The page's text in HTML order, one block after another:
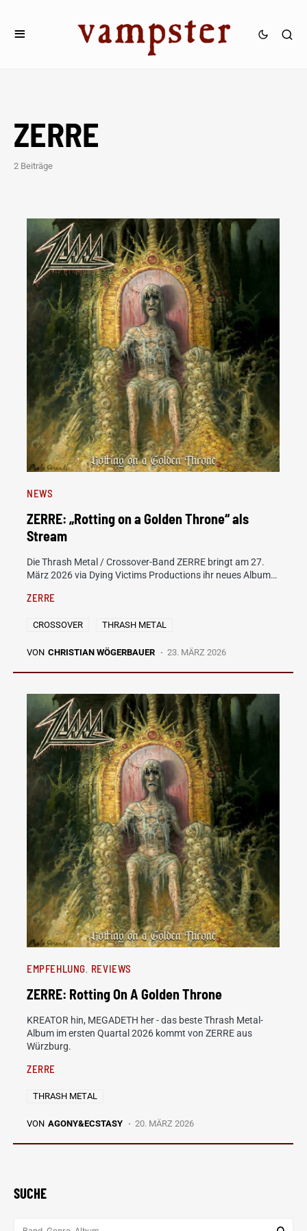
ZERRE
2 Beiträge
NEWS
ZERRE: „Rotting on a Golden Throne“ als
Stream
Die Thrash Metal / Crossover-Band ZERRE bringt am 27.
März 2026 via Dying Victims Productions ihr neues Album…
ZERRE
CROSSOVER THRASH METAL
VON CHRISTIAN WÖGERBAUER 23. MÄRZ 2026
EMPFEHLUNG REVIEWS
ZERRE: Rotting On A Golden Throne
KREATOR hin, MEGADETH her - das beste Thrash Metal-
Album im ersten Quartal 2026 kommt von ZERRE aus
Würzburg.
ZERRE
THRASH METAL
VON AGONY&ECSTASY 20. MÄRZ 2026
SUCHE